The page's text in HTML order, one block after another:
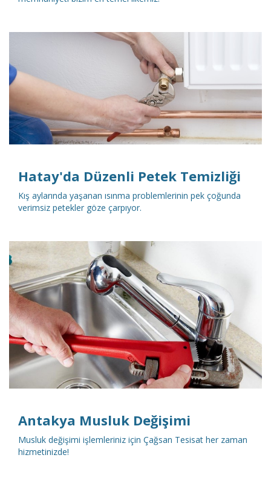
DETAYLI İNCELE
Hatay'da Düzenli Petek Temizliği
Kış aylarında yaşanan ısınma problemlerinin pek çoğunda
verimsiz petekler göze çarpıyor.
DETAYLI İNCELE
Antakya Musluk Değişimi
Musluk değişimi işlemleriniz için Çağsan Tesisat her zaman
hizmetinizde!